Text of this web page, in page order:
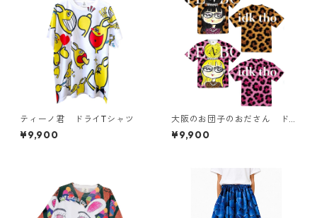
ティーノ君 ドライTシャツ
¥9,900
大阪のお団子のおださん ド
ライTシャツ （キッズ〜大人X
L）
¥9,900